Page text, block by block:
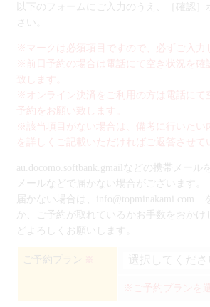
以下のフォームにご入力のうえ、［確認］
さい。
※マークは必須項目ですので、必ずご入力
※前日予約の場合は電話にて空き状況を確
致します。
※オンライン決済をご利用の方は電話にて
予約をお願い致します。
※該当項目がない場合は、備考に行いたい
を詳しくご記載いただければご返答させて
au.docomo.softbank.gmailなどの携帯メール
メールなどで届かない場合がございます。
届かない場合は、info@topminakami.com
か、ご予約が取れているかお手数をおかけ
どよろしくお願いします。
ご予約プラン
※ご予約プランを